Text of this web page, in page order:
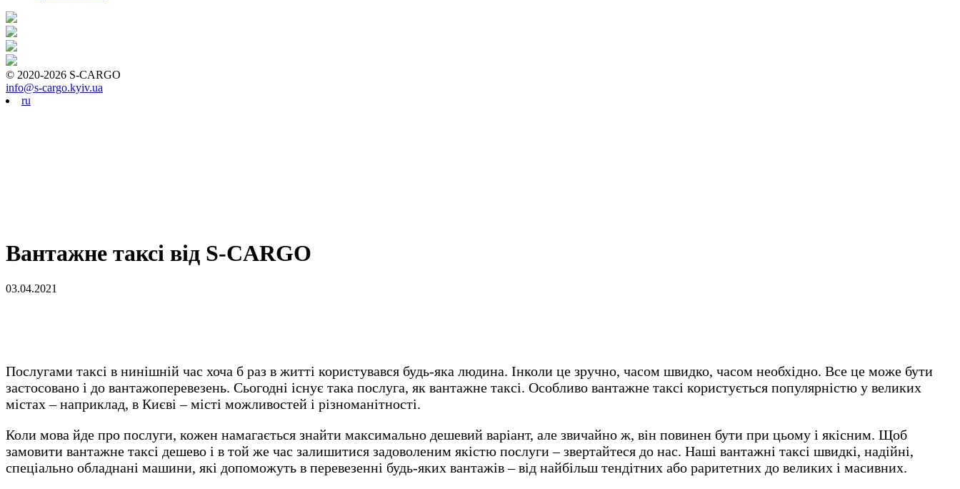
© 2020-2026 S-CARGO
info@s-cargo.kyiv.ua
ru
Вантажне таксі від S-CARGO
03.04.2021
Послугами таксі в нинішній час хоча б раз в житті користувався будь-яка людина. Інколи це зручно, часом швидко, часом необхідно. Все це може бути
застосовано і до вантажоперевезень. Сьогодні існує така послуга, як вантажне таксі. Особливо вантажне таксі користується популярністю у великих
містах – наприклад, в Києві – місті можливостей і різноманітності.
Коли мова йде про послуги, кожен намагається знайти максимально дешевий варіант, але звичайно ж, він повинен бути при цьому і якісним. Щоб
замовити вантажне таксі дешево і в той же час залишитися задоволеним якістю послуги – звертайтеся до нас. Наші вантажні таксі швидкі, надійні,
спеціально обладнані машини, які допоможуть в перевезенні будь-яких вантажів – від найбільш тендітних або раритетних до великих і масивних.